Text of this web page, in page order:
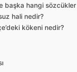
başka hangi sözcükler
hali nedir?
kökeni nedir?